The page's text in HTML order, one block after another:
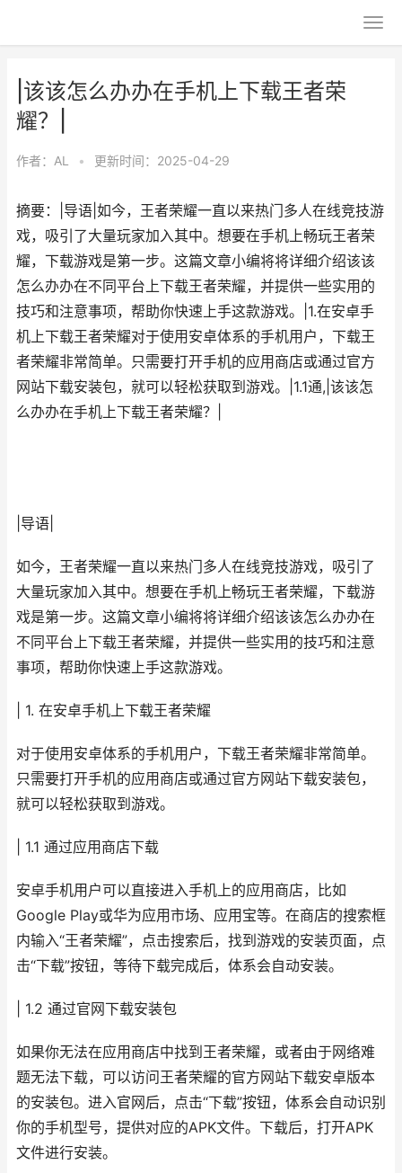
|该该怎么办办在手机上下载王者荣
耀？|
作者： AL • 更新时间：2025-04-29
摘要：|导语|如今，王者荣耀一直以来热门多人在线竞技游
戏，吸引了大量玩家加入其中。想要在手机上畅玩王者荣
耀，下载游戏是第一步。这篇文章小编将将详细介绍该该
怎么办办在不同平台上下载王者荣耀，并提供一些实用的
技巧和注意事项，帮助你快速上手这款游戏。|1.在安卓手
机上下载王者荣耀对于使用安卓体系的手机用户，下载王
者荣耀非常简单。只需要打开手机的应用商店或通过官方
网站下载安装包，就可以轻松获取到游戏。|1.1通,|该该怎
么办办在手机上下载王者荣耀？|
|导语|
如今，王者荣耀一直以来热门多人在线竞技游戏，吸引了
大量玩家加入其中。想要在手机上畅玩王者荣耀，下载游
戏是第一步。这篇文章小编将将详细介绍该该怎么办办在
不同平台上下载王者荣耀，并提供一些实用的技巧和注意
事项，帮助你快速上手这款游戏。
| 1. 在安卓手机上下载王者荣耀
对于使用安卓体系的手机用户，下载王者荣耀非常简单。
只需要打开手机的应用商店或通过官方网站下载安装包，
就可以轻松获取到游戏。
| 1.1 通过应用商店下载
安卓手机用户可以直接进入手机上的应用商店，比如
Google Play或华为应用市场、应用宝等。在商店的搜索框
内输入“王者荣耀”，点击搜索后，找到游戏的安装页面，点
击“下载”按钮，等待下载完成后，体系会自动安装。
| 1.2 通过官网下载安装包
如果你无法在应用商店中找到王者荣耀，或者由于网络难
题无法下载，可以访问王者荣耀的官方网站下载安卓版本
的安装包。进入官网后，点击“下载”按钮，体系会自动识别
你的手机型号，提供对应的APK文件。下载后，打开APK
文件进行安装。